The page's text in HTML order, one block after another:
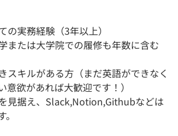
の実務経験（3年以上）
または大学院での履修も年数に含む
スキルがある方（まだ英語ができなく
意欲があれば大歓迎です！）
見据え、Slack,Notion,Githubなどは